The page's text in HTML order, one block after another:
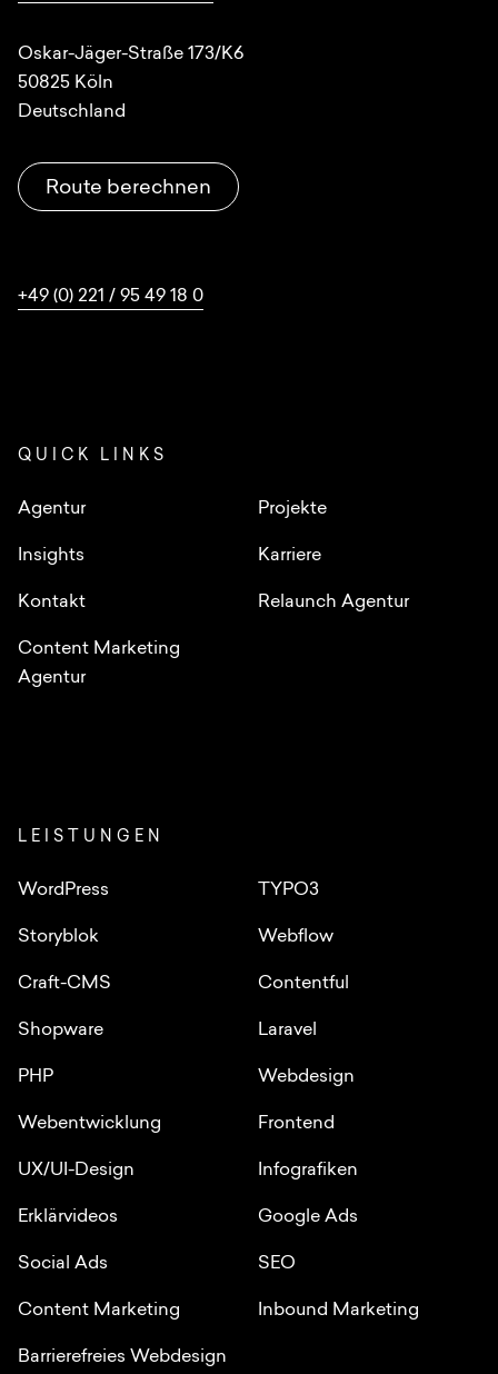
Oskar-Jäger-Straße 173/K6
50825 Köln
Deutschland
Route berechnen
+49 (0) 221 / 95 49 18 0
LEISTUNGEN
WordPress TYPO3
Storyblok Webflow
Craft-CMS Contentful
Shopware Laravel
PHP Webdesign
Webentwicklung Frontend
UX/UI-Design Infografiken
Erklärvideos Google Ads
Social Ads SEO
Content Marketing Inbound Marketing
Barrierefreies Webdesign
QUICK LINKS
Agentur Projekte
Insights Karriere
Kontakt Relaunch Agentur
Content Marketing
Agentur